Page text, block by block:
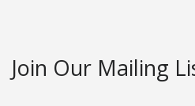
Join Our Mailing